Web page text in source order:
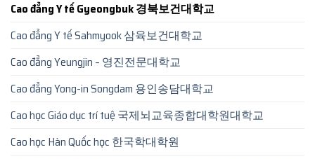
Cao đẳng Y tế Gyeongbuk 경북보건대학교
Cao đẳng Y tế Sahmyook 삼육보건대학교
Cao đẳng Yeungjin – 영진전문대학교
Cao đẳng Yong-in Songdam 용인송담대학교
Cao học Giáo dục trí tuệ 국제뇌교육종합대학원대학교
Cao học Hàn Quốc học 한국학대학원